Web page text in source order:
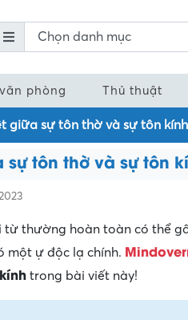
phòng Thủ thuật
giữa sự tôn thờ và sự tôn kính
tôn thờ và sự tôn
từ thường hoàn toàn có thể
một ự độc lạ chính.
trong bài viết này!